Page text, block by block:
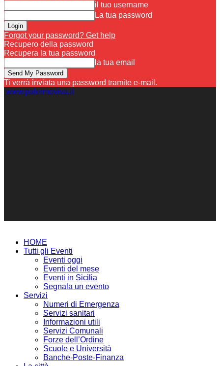
il tuo username
La tua password
Forgot your password? Get help
Recupero della password
Recupera la tua password
la tua email
Ti verrà inviata una password tramite e-mail.
www.palermoviva.it
HOME
Tutti gli Eventi
Eventi oggi
Eventi del mese
Eventi in Sicilia
Segnala un evento
Servizi
Numeri di Emergenza
Servizi sanitari
Informazioni utili
Servizi Comunali
Forze dell’Ordine
Scuole e Università
Banche-Poste-Finanza